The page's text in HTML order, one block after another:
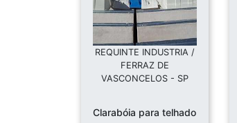
REQUINTE INDUSTRIA /
FERRAZ DE
VASCONCELOS - SP
Clarabóia para telhado